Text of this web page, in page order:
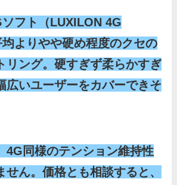
フト（LUXILON 4G
よりやや硬め程度のクセの
リング。硬すぎず柔らかすぎ
広いユーザーをカバーできそ
4G同様のテンション維持性
せん。価格とも相談すると、